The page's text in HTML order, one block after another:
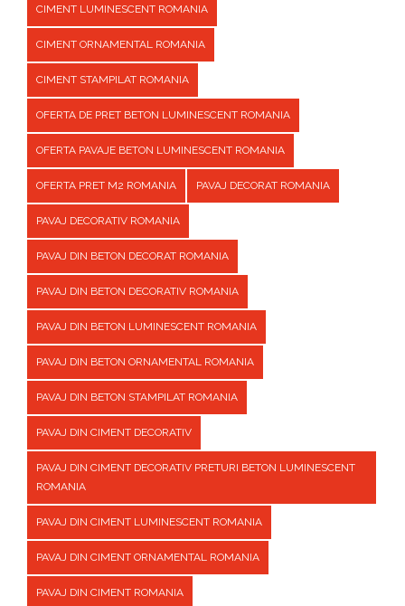
CIMENT LUMINESCENT ROMANIA
CIMENT ORNAMENTAL ROMANIA
CIMENT STAMPILAT ROMANIA
OFERTA DE PRET BETON LUMINESCENT ROMANIA
OFERTA PAVAJE BETON LUMINESCENT ROMANIA
OFERTA PRET M2 ROMANIA PAVAJ DECORAT ROMANIA
PAVAJ DECORATIV ROMANIA
PAVAJ DIN BETON DECORAT ROMANIA
PAVAJ DIN BETON DECORATIV ROMANIA
PAVAJ DIN BETON LUMINESCENT ROMANIA
PAVAJ DIN BETON ORNAMENTAL ROMANIA
PAVAJ DIN BETON STAMPILAT ROMANIA
PAVAJ DIN CIMENT DECORATIV
PAVAJ DIN CIMENT DECORATIV PRETURI BETON LUMINESCENT
ROMANIA
PAVAJ DIN CIMENT LUMINESCENT ROMANIA
PAVAJ DIN CIMENT ORNAMENTAL ROMANIA
PAVAJ DIN CIMENT ROMANIA